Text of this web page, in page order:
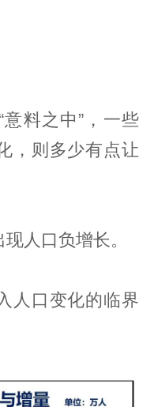
料之中”，一些
，则多少有点让
人口负增长。
人口变化的临界